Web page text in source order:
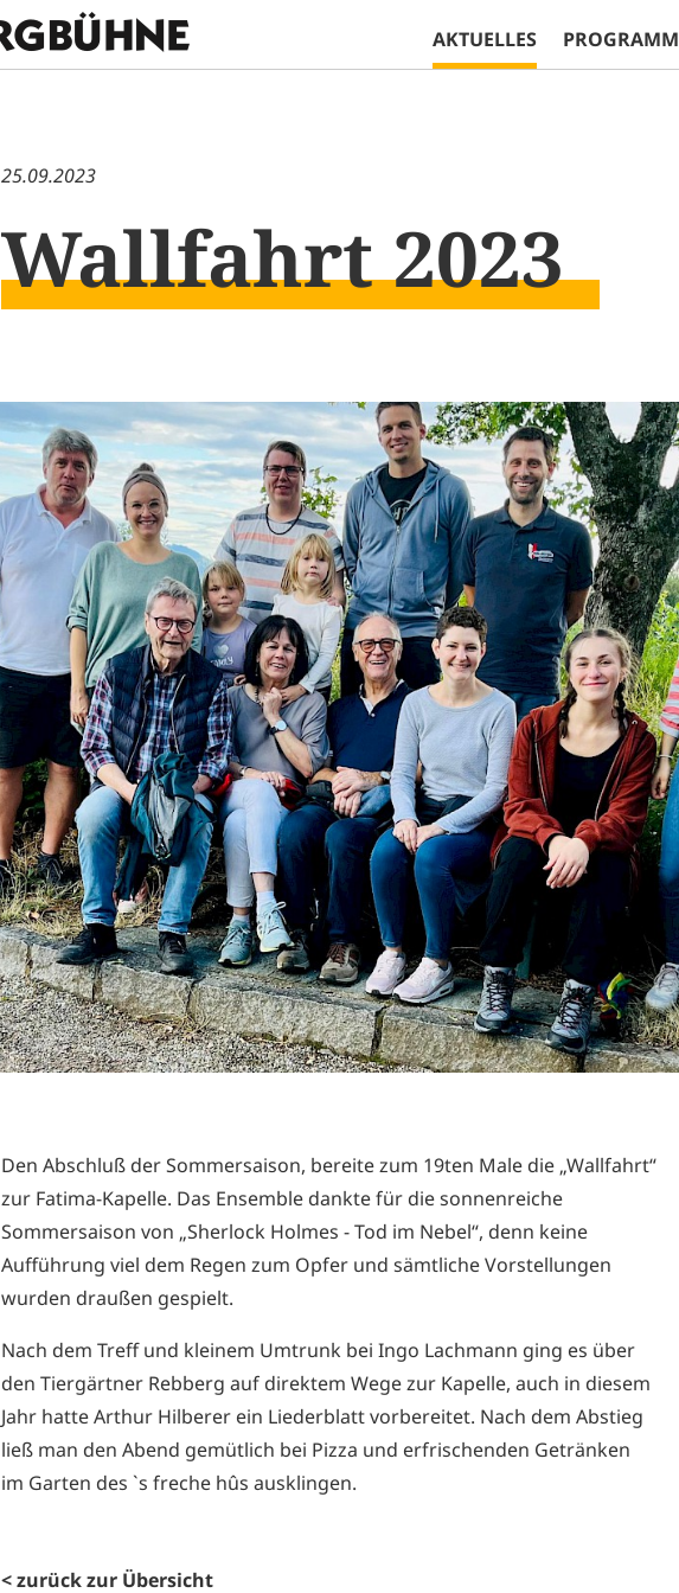
AKTUELLES PROGRAMM
25.09.2023
Wallfahrt 2023
Den Abschluß der Sommersaison, bereite zum 19ten Male die „Wallfahrt“
zur Fatima-Kapelle. Das Ensemble dankte für die sonnenreiche
Sommersaison von „Sherlock Holmes - Tod im Nebel“, denn keine
Aufführung viel dem Regen zum Opfer und sämtliche Vorstellungen
wurden draußen gespielt.
Nach dem Treff und kleinem Umtrunk bei Ingo Lachmann ging es über
den Tiergärtner Rebberg auf direktem Wege zur Kapelle, auch in diesem
Jahr hatte Arthur Hilberer ein Liederblatt vorbereitet. Nach dem Abstieg
ließ man den Abend gemütlich bei Pizza und erfrischenden Getränken
im Garten des `s freche hûs ausklingen.
< zurück zur Übersicht